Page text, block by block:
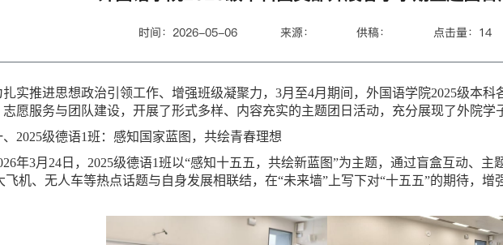
时间：2026-05-06 来源： 供稿： 点击量： 14
扎实推进思想政治引领工作、增强班级凝聚力，3月至4月期间，外国语学院2025级本科
愿服务与团队建设，开展了形式多样、内容充实的主题团日活动，充分展现了外院学
、2025级德语1班：感知国家蓝图，共绘青春理想
年3月24日，2025级德语1班以“感知十五五，共绘新蓝图”为主题，通过盲盒互动、
飞机、无人车等热点话题与自身发展相联结，在“未来墙”上写下对“十五五”的期待，增